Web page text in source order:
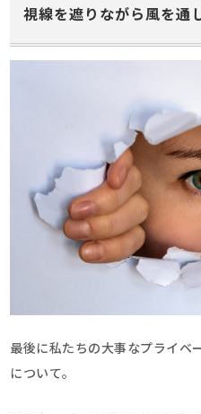
視線を遮りながら風を通
最後に私たちの大事なプライベ
について。